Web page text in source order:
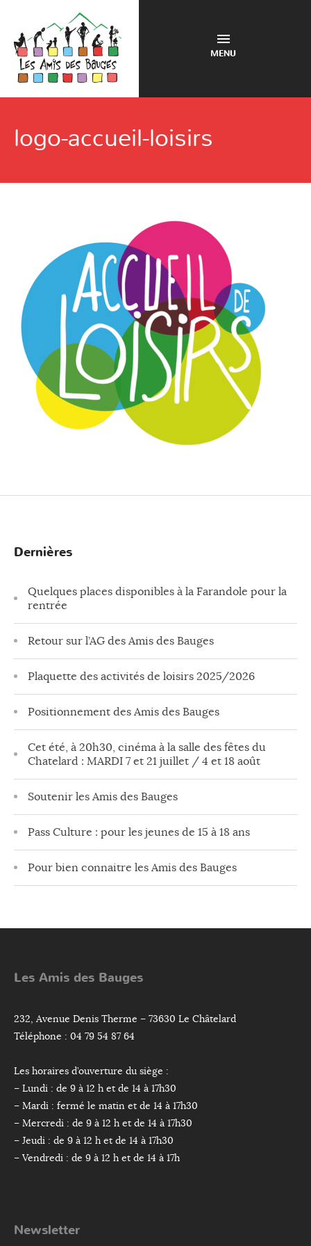
MENU
logo-accueil-loisirs
Dernières
Quelques places disponibles à la Farandole pour la
rentrée
Retour sur l’AG des Amis des Bauges
Plaquette des activités de loisirs 2025/2026
Positionnement des Amis des Bauges
Cet été, à 20h30, cinéma à la salle des fêtes du
Chatelard : MARDI 7 et 21 juillet / 4 et 18 août
Soutenir les Amis des Bauges
Pass Culture : pour les jeunes de 15 à 18 ans
Pour bien connaitre les Amis des Bauges
Les Amis des Bauges
232, Avenue Denis Therme – 73630 Le Châtelard
Téléphone : 04 79 54 87 64
Les horaires d’ouverture du siège :
– Lundi : de 9 à 12 h et de 14 à 17h30
– Mardi : fermé le matin et de 14 à 17h30
– Mercredi : de 9 à 12 h et de 14 à 17h30
– Jeudi : de 9 à 12 h et de 14 à 17h30
– Vendredi : de 9 à 12 h et de 14 à 17h
Newsletter